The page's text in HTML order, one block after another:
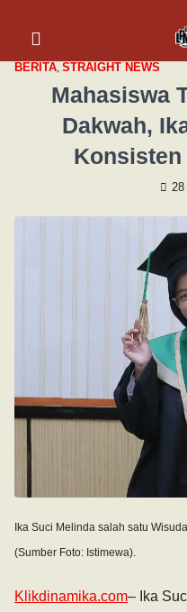
BERITA, STRAIGHT NEWS
Mahasiswa
Dakwah,
28
Ika Suci Melinda salah satu
(Sumber Foto: Istimewa).
Klikdinamika.com– Ika